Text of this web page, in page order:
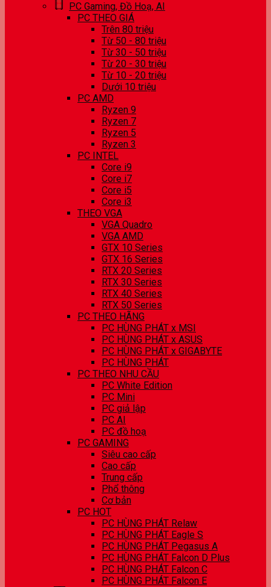
PC Gaming, Đồ Hoạ, AI
PC THEO GIÁ
Trên 80 triệu
Từ 50 - 80 triệu
Từ 30 - 50 triệu
Từ 20 - 30 triệu
Từ 10 - 20 triệu
Dưới 10 triệu
PC AMD
Ryzen 9
Ryzen 7
Ryzen 5
Ryzen 3
PC INTEL
Core i9
Core i7
Core i5
Core i3
THEO VGA
VGA Quadro
VGA AMD
GTX 10 Series
GTX 16 Series
RTX 20 Series
RTX 30 Series
RTX 40 Series
RTX 50 Series
PC THEO HÃNG
PC HÙNG PHÁT x MSI
PC HÙNG PHÁT x ASUS
PC HÙNG PHÁT x GIGABYTE
PC HÙNG PHÁT
PC THEO NHU CẦU
PC White Edition
PC Mini
PC giả lập
PC AI
PC đồ hoạ
PC GAMING
Siêu cao cấp
Cao cấp
Trung cấp
Phổ thông
Cơ bản
PC HOT
PC HÙNG PHÁT Relaw
PC HÙNG PHÁT Eagle S
PC HÙNG PHÁT Pegasus A
PC HÙNG PHÁT Falcon D Plus
PC HÙNG PHÁT Falcon C
PC HÙNG PHÁT Falcon E